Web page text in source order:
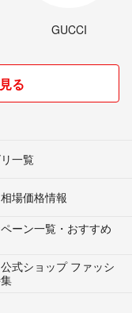
GUCCI
る
一覧
場価格情報
ーン一覧・おすすめ
式ショップ ファッシ